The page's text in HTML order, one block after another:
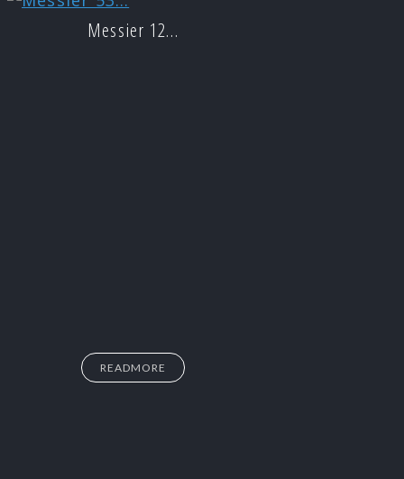
Messier 12…
READMORE